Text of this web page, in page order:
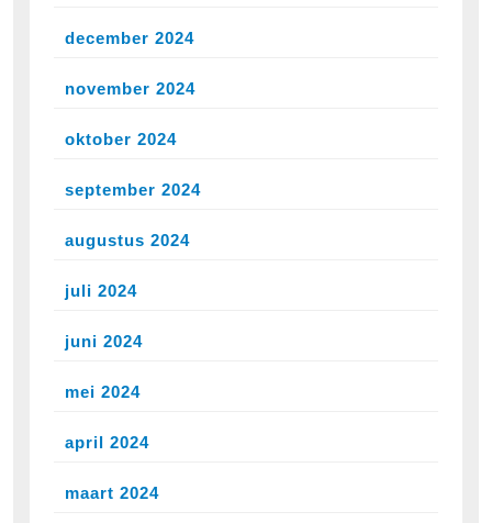
december 2024
november 2024
oktober 2024
september 2024
augustus 2024
juli 2024
juni 2024
mei 2024
april 2024
maart 2024